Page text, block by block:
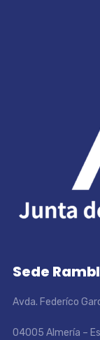
Sede
Avda. Federíco
04005 Almería –